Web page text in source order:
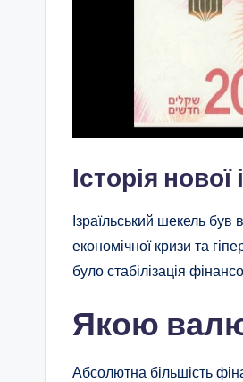
Історія
Ізраїльський шекель
економічної кризи та
було стабілізація
Якою
Абсолютна більшість